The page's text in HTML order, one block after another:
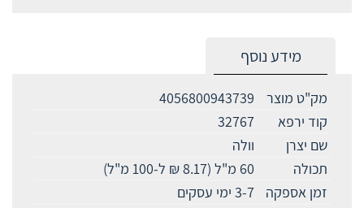
מידע נוסף
מק"ט מוצר
4056800943739
קוד ירפא
32767
שם יצרן
וולה
תכולה
60 מ"ל (8.17 ₪ ל-100 מ"ל)
זמן אספקה
3-7 ימי עסקים